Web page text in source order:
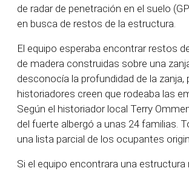
de radar de penetración en el suelo
en busca de restos de la estructura.
El equipo esperaba encontrar restos
de madera construidas sobre una
desconocía la profundidad de la zanja,
historiadores creen que rodeaba las
Según el historiador local Terry
del fuerte albergó a unas 24 familias.
una lista parcial de los ocupantes
Si el equipo encontrara una estructura